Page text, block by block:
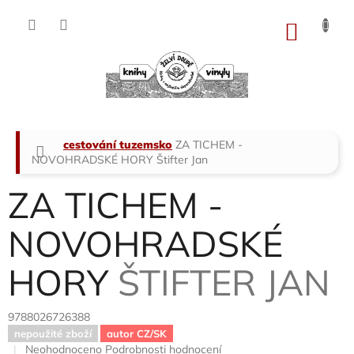
Domů
cestování tuzemsko ZA TICHEM -
NOVOHRADSKÉ HORY Štifter Jan
ZA TICHEM -
NOVOHRADSKÉ
HORY ŠTIFTER JAN
9788026726388
nepoužité zboží autor CZ/SK
Průměrné
Neohodnoceno Podrobnosti hodnocení